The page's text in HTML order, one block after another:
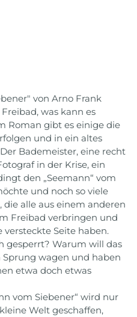
von Arno Frank
was kann es
Roman gibt es einige die
und in ein altes
Bademeister, eine recht
in der Krise, ein
den „Seemann“ vom
und noch so viele
alle aus einem anderen
Freibad verbringen und
Seite haben.
gesperrt? Warum will das
wagen und haben
etwa doch etwas
vom Siebener“ wird nur
Welt geschaffen,